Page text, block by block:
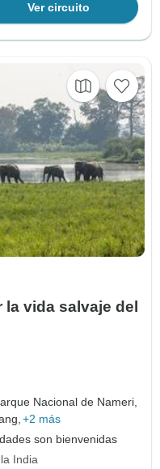
Ver circuito
vida salvaje del
Nacional de Nameri,
+2 más
son bienvenidas
India